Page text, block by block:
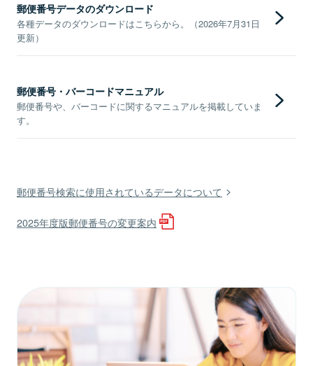
郵便番号データのダウンロード
各種データのダウンロードはこちらから。（2026年7月31日
更新）
郵便番号・バーコードマニュアル
郵便番号や、バーコードに関するマニュアルを掲載していま
す。
郵便番号検索に使用されているデータについて
2025年度版郵便番号の変更案内